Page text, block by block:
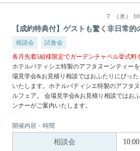
７ （水）
【成約特典付】ゲストも驚く非日常
相談会 試食会
各月先着5組様限定でガーデンチャペル挙式料
ホテルパティシエ特製のアフタヌーンティー
場見学会&お見積り相談ではおふたりにぴっ
いたします。ホテルパティシエ特製のアフタ
ルフェア。 会場見学会&お見積り相談ではお
ンナーがご案内いたします。
開催内容・時間
相談会